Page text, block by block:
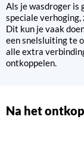
Als je wasdroger is
speciale
Dit kun je vaak
een snelsluiting te
alle extra
ontkoppelen.
Na het